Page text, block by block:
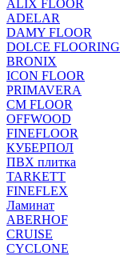
ALIX FLOOR
ADELAR
DAMY FLOOR
DOLCE FLOORING
BRONIX
ICON FLOOR
PRIMAVERA
CM FLOOR
OFFWOOD
FINEFLOOR
КУБЕРПОЛ
ПВХ плитка
TARKETT
FINEFLEX
Ламинат
ABERHOF
CRUISE
CYCLONE